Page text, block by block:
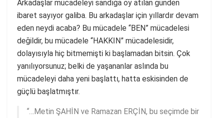
Arkadaşlar mücadeleyi sandığa oy atılan günden
ibaret sayıyor galiba. Bu arkadaşlar için yıllardır devam
eden neydi acaba? Bu mücadele “BEN” mücadelesi
değildir, bu mücadele “HAKKIN” mücadelesidir,
dolayısıyla hiç bitmemişti ki başlamadan bitsin. Çok
yanılıyorsunuz; belki de yaşananlar aslında bu
mücadeleyi daha yeni başlattı, hatta eskisinden de
güçlü başlatmıştır.
“…Metin ŞAHİN ve Ramazan ERÇİN, bu seçimde bir